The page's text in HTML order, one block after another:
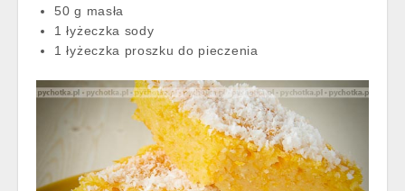
50 g masła
1 łyżeczka sody
1 łyżeczka proszku do pieczenia